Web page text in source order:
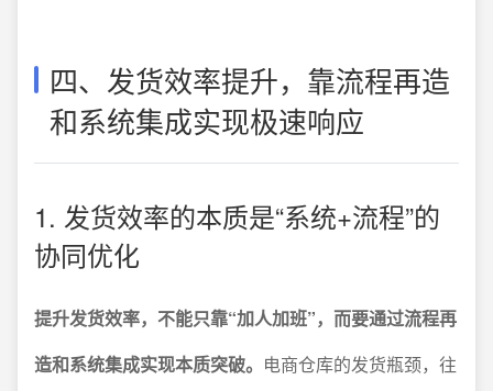
四、发货效率提升，靠流程再造
和系统集成实现极速响应
1. 发货效率的本质是“系统+流程”的
协同优化
提升发货效率，不能只靠“加人加班”，而要通过流程再
造和系统集成实现本质突破。 电商仓库的发货瓶颈，往